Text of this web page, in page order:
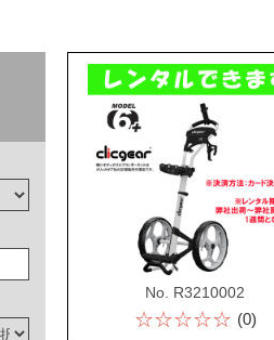
No. R3210002
☆☆☆☆☆ (0)